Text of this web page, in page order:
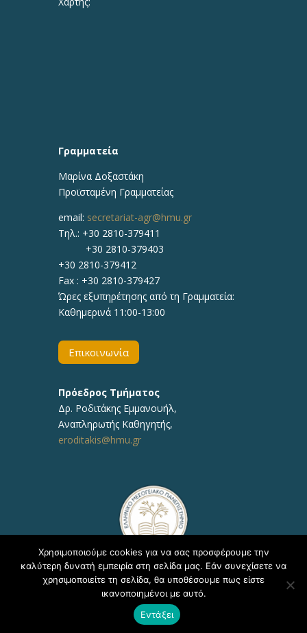
Γραμματεία
Μαρίνα Δοξαστάκη
Προϊσταμένη Γραμματείας
email: secretariat-agr@hmu.gr
Τηλ.: +30 2810-379411
+30 2810-379403
+30 2810-379412
Fax : +30 2810-379427
Ώρες εξυπηρέτησης από τη Γραμματεία:
Καθημερινά 11:00-13:00
Επικοινωνία
Πρόεδρος Τμήματος
Δρ. Ροδιτάκης Εμμανουήλ,
Αναπληρωτής Καθηγητής,
eroditakis@hmu.gr
Copyright © 2020, ΕΛΜΕΠΑ Τμήμα Υποστήριξης
Εκπαιδευτικών Διαδικασιών - Δ/νση Πληροφορικής
Χρησιμοποιούμε cookies για να σας προσφέρουμε την
καλύτερη δυνατή εμπειρία στη σελίδα μας. Εάν συνεχίσετε να
χρησιμοποιείτε τη σελίδα, θα υποθέσουμε πως είστε
ικανοποιημένοι με αυτό.
Εντάξει